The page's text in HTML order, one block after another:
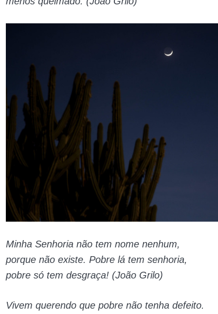
Minha Senhoria não tem nome nenhum,
porque não existe. Pobre lá tem senhoria,
pobre só tem desgraça! (João Grilo)
Vivem querendo que pobre não tenha defeito.